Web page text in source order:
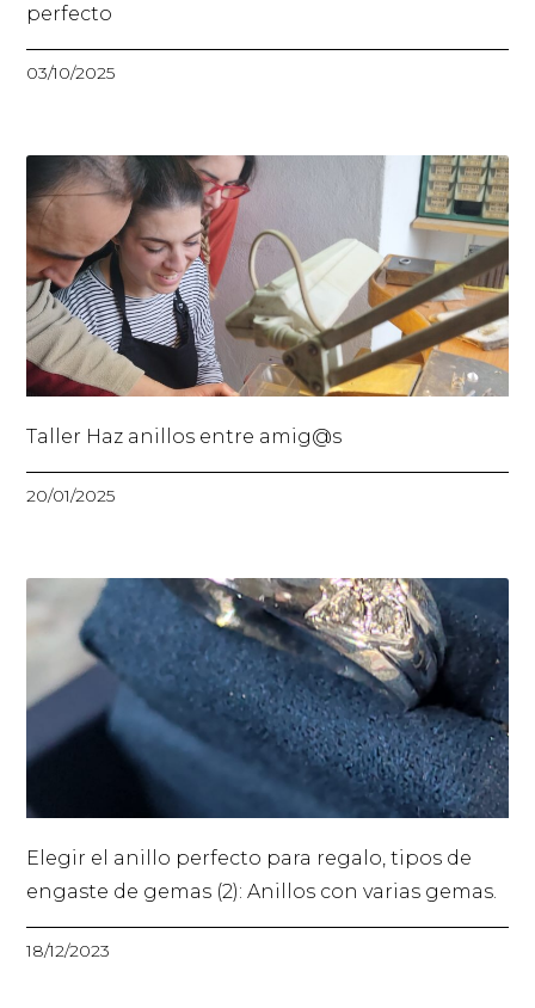
perfecto
03/10/2025
Taller Haz anillos entre amig@s
20/01/2025
Elegir el anillo perfecto para regalo, tipos de
engaste de gemas (2): Anillos con varias gemas.
18/12/2023